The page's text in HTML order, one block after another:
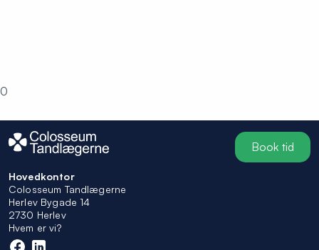
0
Book tid
Hovedkontor
Colosseum Tandlægerne
Herlev Bygade 14
2730 Herlev
Hvem er vi?